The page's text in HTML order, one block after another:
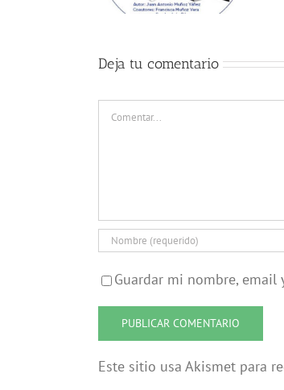
Deja tu comentario
Comentar
Guardar mi nombre,
Este sitio usa Akismet para